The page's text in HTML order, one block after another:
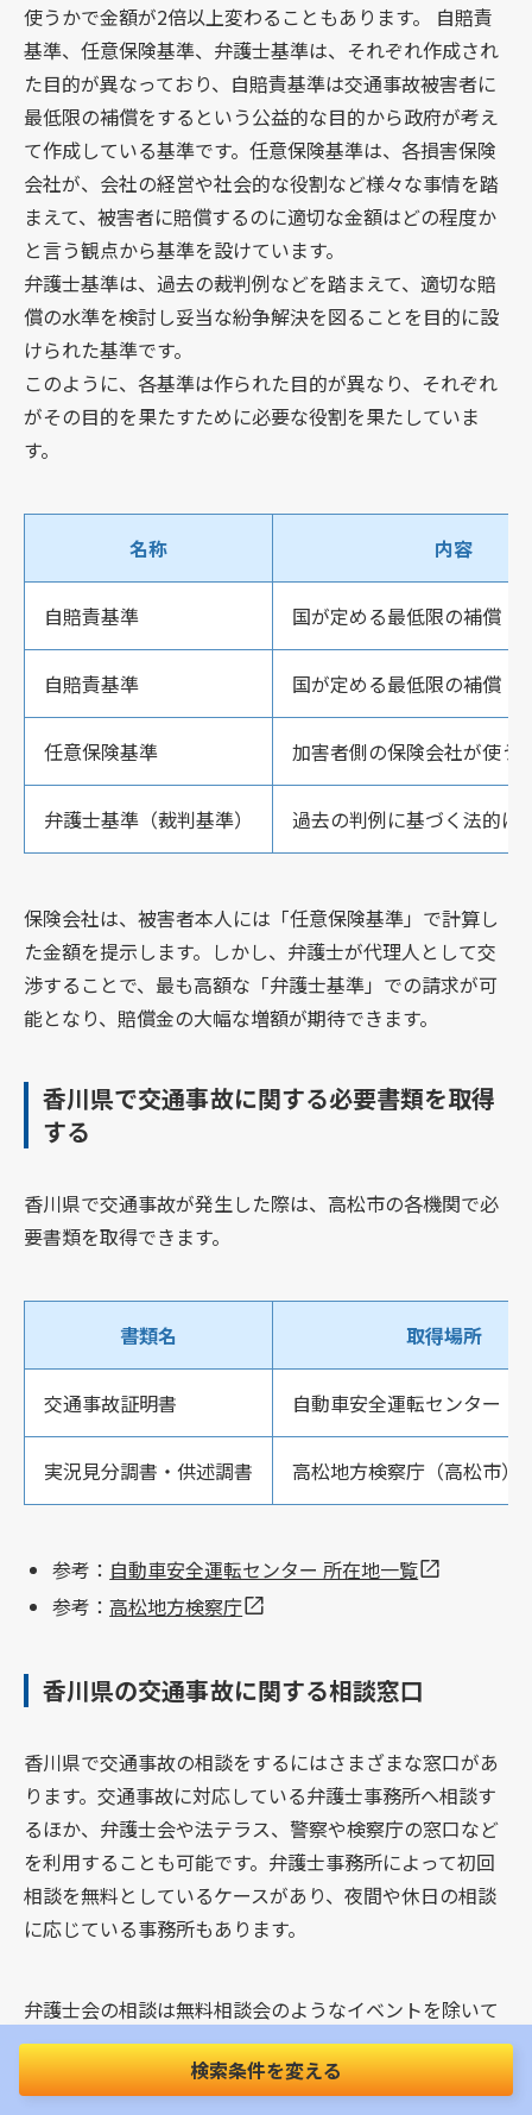
使うかで金額が2倍以上変わることもあります。 自賠責
基準、任意保険基準、弁護士基準は、それぞれ作成され
た目的が異なっており、自賠責基準は交通事故被害者に
最低限の補償をするという公益的な目的から政府が考え
て作成している基準です。任意保険基準は、各損害保険
会社が、会社の経営や社会的な役割など様々な事情を踏
まえて、被害者に賠償するのに適切な金額はどの程度か
と言う観点から基準を設けています。
弁護士基準は、過去の裁判例などを踏まえて、適切な賠
償の水準を検討し妥当な紛争解決を図ることを目的に設
けられた基準です。
このように、各基準は作られた目的が異なり、それぞれ
がその目的を果たすために必要な役割を果たしていま
す。
名称 内容
自賠責基準 国が定める最低限の補償
自賠責基準 国が定める最低限の補償
任意保険基準 加害者側の保険会社が使う
弁護士基準（裁判基準） 過去の判例に基づく法的に
保険会社は、被害者本人には「任意保険基準」で計算し
た金額を提示します。しかし、弁護士が代理人として交
渉することで、最も高額な「弁護士基準」での請求が可
能となり、賠償金の大幅な増額が期待できます。
香川県で交通事故に関する必要書類を取得
する
香川県で交通事故が発生した際は、高松市の各機関で必
要書類を取得できます。
書類名 取得場所
交通事故証明書 自動車安全運転センター（
実況見分調書・供述調書 高松地方検察庁（高松市）
参考： 自動車安全運転センター 所在地一覧
参考：高松地方検察庁
香川県の交通事故に関する相談窓口
香川県で交通事故の相談をするにはさまざまな窓口があ
ります。交通事故に対応している弁護士事務所へ相談す
るほか、弁護士会や法テラス、警察や検察庁の窓口など
を利用することも可能です。弁護士事務所によって初回
相談を無料としているケースがあり、夜間や休日の相談
に応じている事務所もあります。
弁護士会の相談は無料相談会のようなイベントを除いて
は基本的には相談料金がかかります。利用の際はウェブ
サイトで確認して、事前に問い合わせをしてから利用す
検索条件を変える